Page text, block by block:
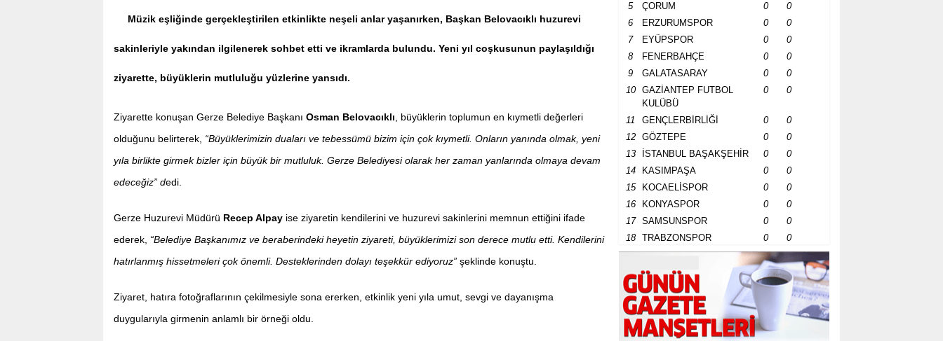
Müzik eşliğinde gerçekleştirilen etkinlikte neşeli anlar yaşanırken, Başkan Belovacıklı huzurevi
sakinleriyle yakından ilgilenerek sohbet etti ve ikramlarda bulundu. Yeni yıl coşkusunun paylaşıldığı
ziyarette, büyüklerin mutluluğu yüzlerine yansıdı.
Ziyarette konuşan Gerze Belediye Başkanı Osman Belovacıklı , büyüklerin toplumun en kıymetli değerleri
olduğunu belirterek, “Büyüklerimizin duaları ve tebessümü bizim için çok kıymetli. Onların yanında olmak, yeni
yıla birlikte girmek bizler için büyük bir mutluluk. Gerze Belediyesi olarak her zaman yanlarında olmaya devam
edeceğiz” dedi.
Gerze Huzurevi Müdürü Recep Alpay ise ziyaretin kendilerini ve huzurevi sakinlerini memnun ettiğini ifade
ederek, “Belediye Başkanımız ve beraberindeki heyetin ziyareti, büyüklerimizi son derece mutlu etti. Kendilerini
hatırlanmış hissetmeleri çok önemli. Desteklerinden dolayı teşekkür ediyoruz” şeklinde konuştu.
Ziyaret, hatıra fotoğraflarının çekilmesiyle sona ererken, etkinlik yeni yıla umut, sevgi ve dayanışma
duygularıyla girmenin anlamlı bir örneği oldu.
5
ÇORUM 0
0
6
ERZURUMSPOR 0
0
7
EYÜPSPOR 0
0
8
FENERBAHÇE 0
0
9
GALATASARAY 0
0
10
GAZİANTEP FUTBOL
KULÜBÜ
0 0
11 GENÇLERBİRLİĞİ 0
0
12
GÖZTEPE 0
0
13
İSTANBUL BAŞAKŞEHİR 0
0
14
KASIMPAŞA 0
0
15
KOCAELİSPOR 0
0
16
KONYASPOR 0
0
17
SAMSUNSPOR 0
0
18
TRABZONSPOR 0 0